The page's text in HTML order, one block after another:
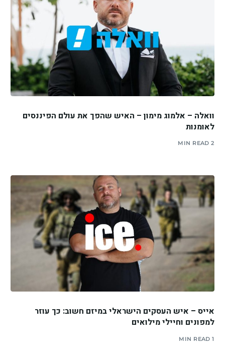
וואלה – אלמוג מימון – האיש שהפך את עולם הפיננסים
לאומנות
2 MIN READ
אייס – איש העסקים הישראלי במיזם חשוב: כך עוזר
למפונים וחיילי מילואים
1 MIN READ